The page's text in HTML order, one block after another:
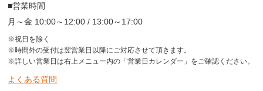
■営業時間
月～金 10:00～12:00 / 13:00～17:00
※祝日を除く
※時間外の受付は翌営業日以降にご対応させて頂きます。
※詳しい営業日は右上メニュー内の「営業日カレンダー」をご確認ください。
よくある質問